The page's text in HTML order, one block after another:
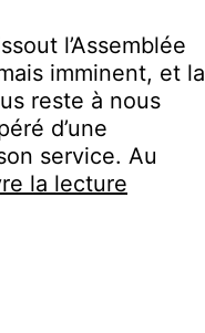
l’Assemblée
imminent, et la
reste à nous
d’une
service. Au
la lecture